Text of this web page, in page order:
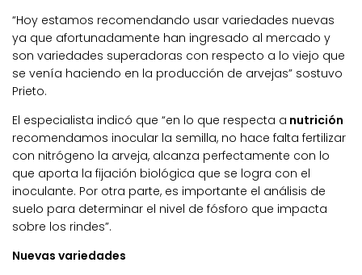
“Hoy estamos recomendando usar variedades nuevas
ya que afortunadamente han ingresado al mercado y
son variedades superadoras con respecto a lo viejo que
se venía haciendo en la producción de arvejas” sostuvo
Prieto.
El especialista indicó que “en lo que respecta a nutrición
recomendamos inocular la semilla, no hace falta fertilizar
con nitrógeno la arveja, alcanza perfectamente con lo
que aporta la fijación biológica que se logra con el
inoculante. Por otra parte, es importante el análisis de
suelo para determinar el nivel de fósforo que impacta
sobre los rindes”.
Nuevas variedades